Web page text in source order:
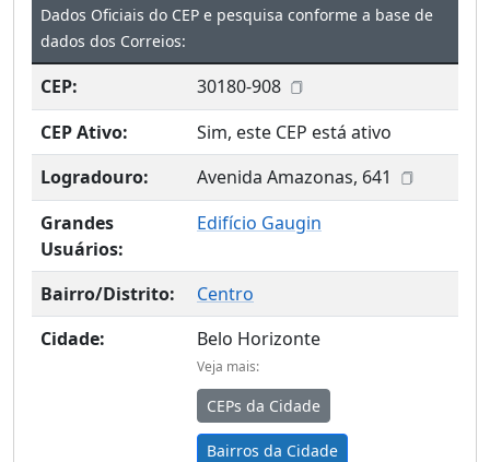
Dados Oficiais do CEP e pesquisa conforme a base de
dados dos Correios:
CEP:
30180-908
CEP Ativo:
Sim, este CEP está ativo
Logradouro:
Avenida Amazonas, 641
Grandes
Usuários:
Edifício Gaugin
Bairro/Distrito:
Centro
Cidade:
Belo Horizonte
Veja mais:
CEPs da Cidade
Bairros da Cidade